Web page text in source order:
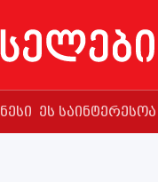
ეს საინტერესოა